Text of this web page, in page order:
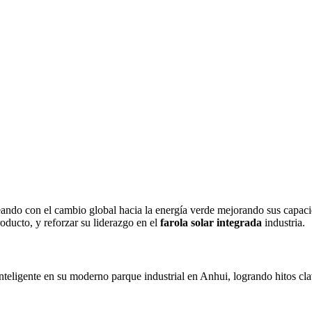
con el cambio global hacia la energía verde mejorando sus
y reforzar su liderazgo en el farola solar integrada industria.
en su moderno parque industrial en Anhui, logrando hitos